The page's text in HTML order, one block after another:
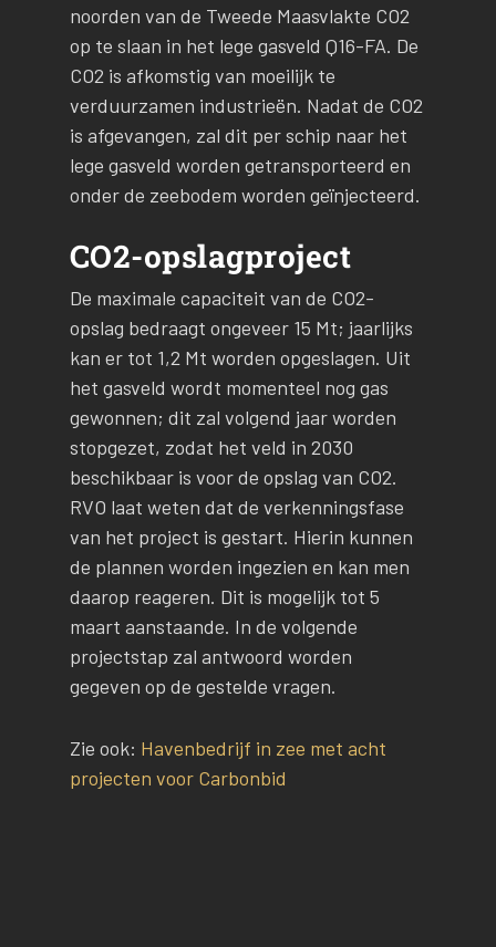
noorden van de Tweede Maasvlakte CO2
op te slaan in het lege gasveld Q16-FA. De
CO2 is afkomstig van moeilijk te
verduurzamen industrieën. Nadat de CO2
is afgevangen, zal dit per schip naar het
lege gasveld worden getransporteerd en
onder de zeebodem worden geïnjecteerd.
CO2-opslagproject
De maximale capaciteit van de CO2-
opslag bedraagt ongeveer 15 Mt; jaarlijks
kan er tot 1,2 Mt worden opgeslagen. Uit
het gasveld wordt momenteel nog gas
gewonnen; dit zal volgend jaar worden
stopgezet, zodat het veld in 2030
beschikbaar is voor de opslag van CO2.
RVO laat weten dat de verkenningsfase
van het project is gestart. Hierin kunnen
de plannen worden ingezien en kan men
daarop reageren. Dit is mogelijk tot 5
maart aanstaande. In de volgende
projectstap zal antwoord worden
gegeven op de gestelde vragen.
Zie ook: Havenbedrijf in zee met acht
projecten voor Carbonbid